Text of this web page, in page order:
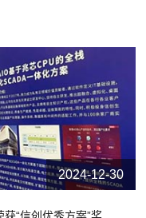
2024-12-30
“信创优秀方案”奖